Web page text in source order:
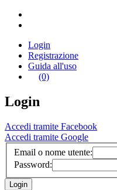
Login
Registrazione
Guida all'uso
(0)
Login
Accedi tramite Facebook
Accedi tramite Google
Email o nome utente:
Password: